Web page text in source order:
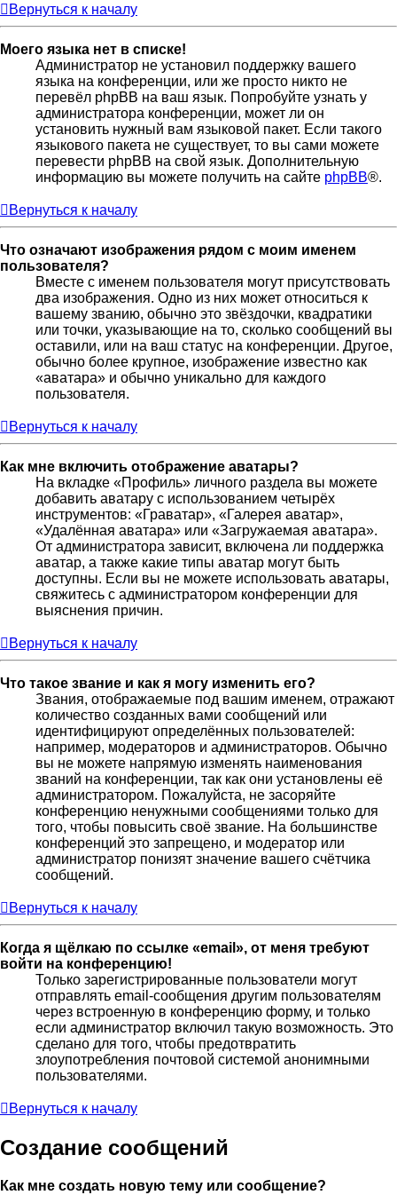
Вернуться к началу
Моего языка нет в списке!
Администратор не установил поддержку вашего
языка на конференции, или же просто никто не
перевёл phpBB на ваш язык. Попробуйте узнать у
администратора конференции, может ли он
установить нужный вам языковой пакет. Если такого
языкового пакета не существует, то вы сами можете
перевести phpBB на свой язык. Дополнительную
информацию вы можете получить на сайте phpBB®.
Вернуться к началу
Что означают изображения рядом с моим именем
пользователя?
Вместе с именем пользователя могут присутствовать
два изображения. Одно из них может относиться к
вашему званию, обычно это звёздочки, квадратики
или точки, указывающие на то, сколько сообщений вы
оставили, или на ваш статус на конференции. Другое,
обычно более крупное, изображение известно как
«аватара» и обычно уникально для каждого
пользователя.
Вернуться к началу
Как мне включить отображение аватары?
На вкладке «Профиль» личного раздела вы можете
добавить аватару с использованием четырёх
инструментов: «Граватар», «Галерея аватар»,
«Удалённая аватара» или «Загружаемая аватара».
От администратора зависит, включена ли поддержка
аватар, а также какие типы аватар могут быть
доступны. Если вы не можете использовать аватары,
свяжитесь с администратором конференции для
выяснения причин.
Вернуться к началу
Что такое звание и как я могу изменить его?
Звания, отображаемые под вашим именем, отражают
количество созданных вами сообщений или
идентифицируют определённых пользователей:
например, модераторов и администраторов. Обычно
вы не можете напрямую изменять наименования
званий на конференции, так как они установлены её
администратором. Пожалуйста, не засоряйте
конференцию ненужными сообщениями только для
того, чтобы повысить своё звание. На большинстве
конференций это запрещено, и модератор или
администратор понизят значение вашего счётчика
сообщений.
Вернуться к началу
Когда я щёлкаю по ссылке «email», от меня требуют
войти на конференцию!
Только зарегистрированные пользователи могут
отправлять email-сообщения другим пользователям
через встроенную в конференцию форму, и только
если администратор включил такую возможность. Это
сделано для того, чтобы предотвратить
злоупотребления почтовой системой анонимными
пользователями.
Вернуться к началу
Создание сообщений
Как мне создать новую тему или сообщение?